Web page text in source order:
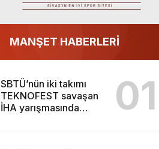
MANŞET HABERLERİ
SBTÜ’nün iki takımı
TEKNOFEST savaşan
İHA yarışmasında
01